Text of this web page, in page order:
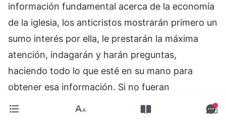
información fundamental acerca de la economía
de la iglesia, los anticristos mostrarán primero un
sumo interés por ella, le prestarán la máxima
atención, indagarán y harán preguntas,
haciendo todo lo que esté en su mano para
obtener esa información. Si no fueran
avariciosos y no albergaran intenciones, ¿acaso